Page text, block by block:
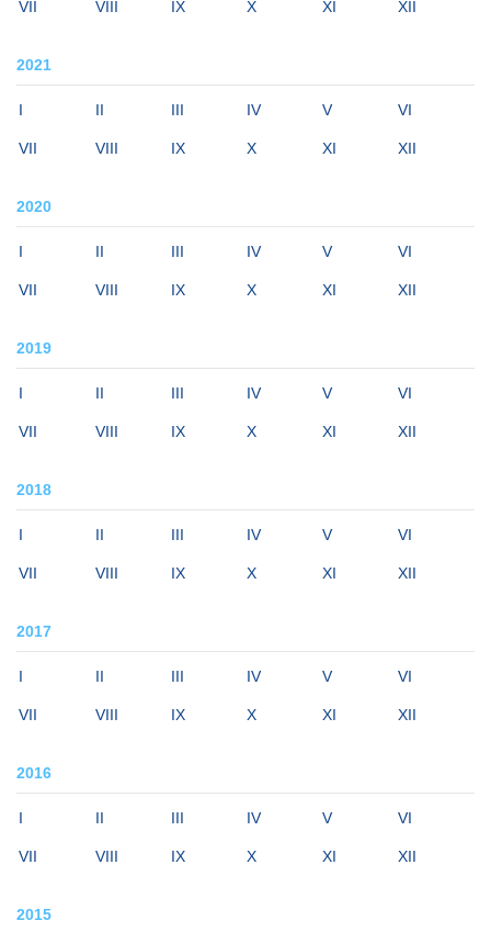
VII VIII IX X XI XII
2021
I II III IV V VI
VII VIII IX X XI XII
2020
I II III IV V VI
VII VIII IX X XI XII
2019
I II III IV V VI
VII VIII IX X XI XII
2018
I II III IV V VI
VII VIII IX X XI XII
2017
I II III IV V VI
VII VIII IX X XI XII
2016
I II III IV V VI
VII VIII IX X XI XII
2015